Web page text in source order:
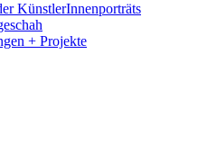
KünstlerInnenporträts
+ Projekte